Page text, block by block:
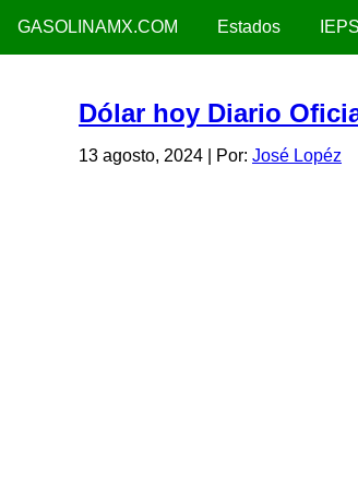
GASOLINAMX.COM Estados
Dólar hoy Diario
13 agosto, 2024 | Por: José Lopéz